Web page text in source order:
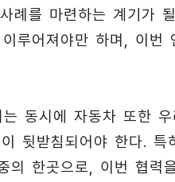
례를 마련하는 계기가
루어져야만 하며, 이번
동시에 자동차 또한
뒷받침되어야 한다. 특
의 한곳으로, 이번 협